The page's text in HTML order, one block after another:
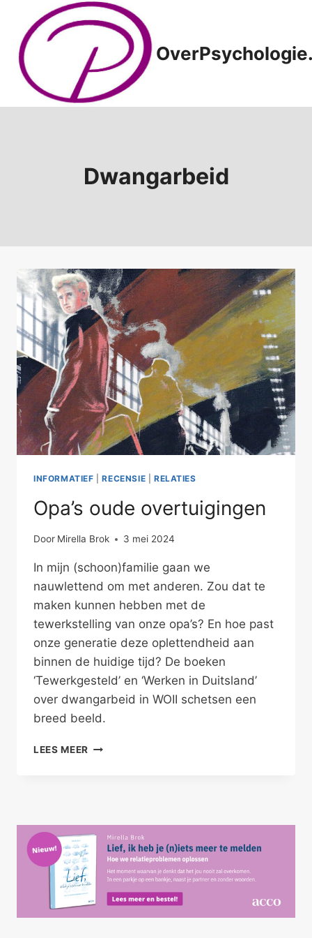
Doorgaan
inhoud
Dwangarbeid
INFORMATIEF |RECENSIE RELATIES
Opa’s oude overtuigingen
Door Mirella Brok 3 mei 2024
In mijn (schoon)familie gaan we
nauwlettend om met anderen. Zou dat te
maken kunnen hebben met de
tewerkstelling van onze opa’s? En hoe past
onze generatie deze oplettendheid aan
binnen de huidige tijd? De boeken
‘Tewerkgesteld’ en ‘Werken in Duitsland’
over dwangarbeid in WOII schetsen een
breed beeld.
LEES MEER OPA’S